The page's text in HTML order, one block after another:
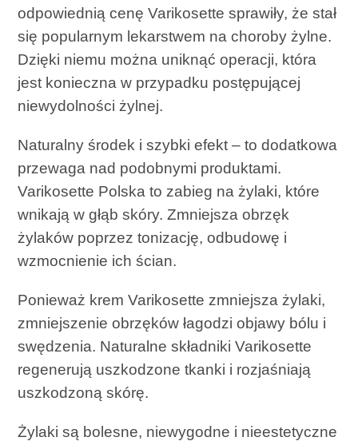
odpowiednią cenę Varikosette sprawiły, że stał
się popularnym lekarstwem na choroby żylne.
Dzięki niemu można uniknąć operacji, która
jest konieczna w przypadku postępującej
niewydolności żylnej.
Naturalny środek i szybki efekt – to dodatkowa
przewaga nad podobnymi produktami.
Varikosette Polska to zabieg na żylaki, które
wnikają w głąb skóry. Zmniejsza obrzęk
żylaków poprzez tonizację, odbudowę i
wzmocnienie ich ścian.
Ponieważ krem ​​Varikosette zmniejsza żylaki,
zmniejszenie obrzęków łagodzi objawy bólu i
swędzenia. Naturalne składniki Varikosette
regenerują uszkodzone tkanki i rozjaśniają
uszkodzoną skórę.
Żylaki są bolesne, niewygodne i nieestetyczne